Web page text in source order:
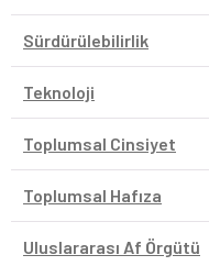
Sürdürülebilirlik
Teknoloji
Toplumsal Cinsiyet
Toplumsal Hafıza
Uluslararası Af Örgütü